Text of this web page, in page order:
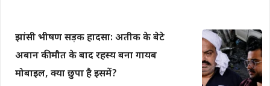
झांसी भीषण सड़क हादसा: अतीक के बेटे
अबान की मौत के बाद रहस्य बना गायब
मोबाइल, क्या छुपा है इसमें?